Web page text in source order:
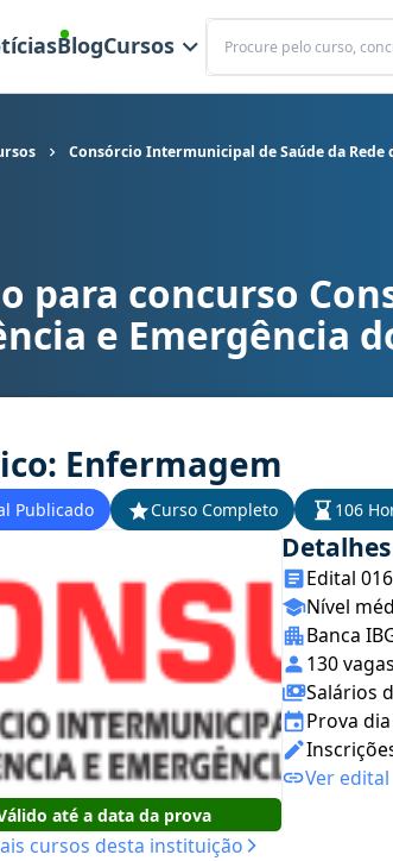
BlogCursos
Buscar
Consórcio Intermunicipal de Saúde da Rede
CONSURGE MG - Consórcio
para concurso
e Emergência
Enfermagem
Publicado Curso Completo 106
até a data da prova
cursos desta instituição
Detalhes
Edital
Nível
Banca
130 vagas
Salários
Prova
Ver edital